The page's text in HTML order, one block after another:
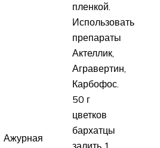
Ажурная
пленкой.
Использовать
препараты
Актеллик,
Агравертин,
Карбофос.
50 г
цветков
бархатцы
залить 1